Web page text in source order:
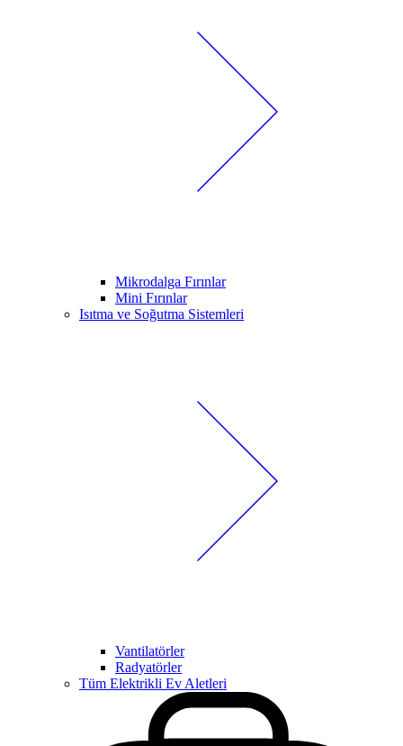
Mikrodalga Fırınlar
Mini Fırınlar
Isıtma ve Soğutma Sistemleri
Vantilatörler
Radyatörler
Tüm Elektrikli Ev Aletleri